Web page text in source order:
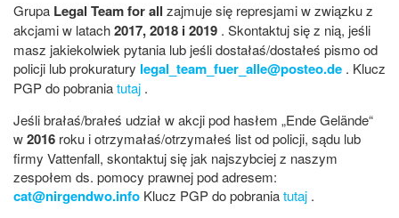
Grupa Legal Team for all zajmuje się represjami w związku z
akcjami w latach2017, 2018 i 2019 . Skontaktuj się z nią, jeśli
masz jakiekolwiek pytania lub jeśli dostałaś/dostałeś pismo od
policji lub prokuratury legal_team_fuer_alle@posteo.de . Klucz
PGP do pobraniatutaj .
Jeśli brałaś/brałeś udział w akcji pod hasłem „Ende Gelände“
w2016 roku i otrzymałaś/otrzymałeś list od policji, sądu lub
firmy Vattenfall, skontaktuj się jak najszybciej z naszym
zespołem ds. pomocy prawnej pod adresem:
cat@nirgendwo.info Klucz PGP do pobraniatutaj .